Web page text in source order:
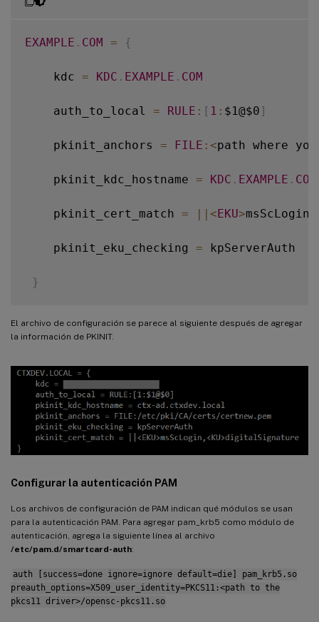
EXAMPLE . COM = {
    kdc
= KDC . EXAMPLE . COM
    auth_to_local
= RULE : [ 1 : $1@$0 ]
    pkinit_anchors
= FILE : <path where
    pkinit_kdc_hostname
= KDC . EXAMPLE . COM
    pkinit_cert_match
= || <EKU>msScLogin
    pkinit_eku_checking
= kpServerAuth
}
El archivo de configuración se parece al siguiente después de agregar
la información de PKINIT.
Configurar la autenticación PAM
Los archivos de configuración de PAM indican qué módulos se usan
para la autenticación PAM. Para agregar pam_krb5 como módulo de
autenticación, agrega la siguiente línea al archivo
/etc/pam.d/smartcard-auth:
auth [success=done ignore=ignore default=die] pam_krb5.so
preauth_options=X509_user_identity=PKCS11:<path to the
pkcs11 driver>/opensc-pkcs11.so